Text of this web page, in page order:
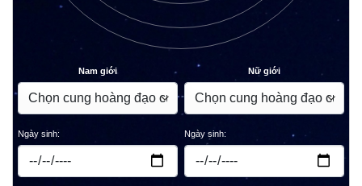
Nam giới
Ngày sinh:
Nữ giới
Ngày sinh: